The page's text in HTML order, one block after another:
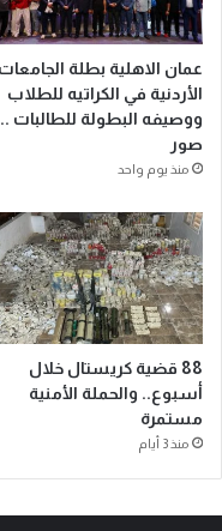
عمان الاهلية بطلة الجامعات
الأردنية في الكراتيه للطلاب
ووصيفه البطولة للطالبات ..
صور
منذ يوم واحد
88 قضية كريستال خلال
أسبوع.. والحملة الأمنية
مستمرة
منذ 3 أيام